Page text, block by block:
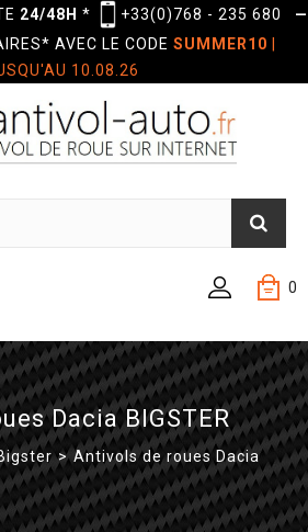
24/48H * +33(0)768 - 235 680
—
AVEC LE CODE SUMMER10
10.08.26
0
Dacia BIGSTER
> Antivols de roues Dacia